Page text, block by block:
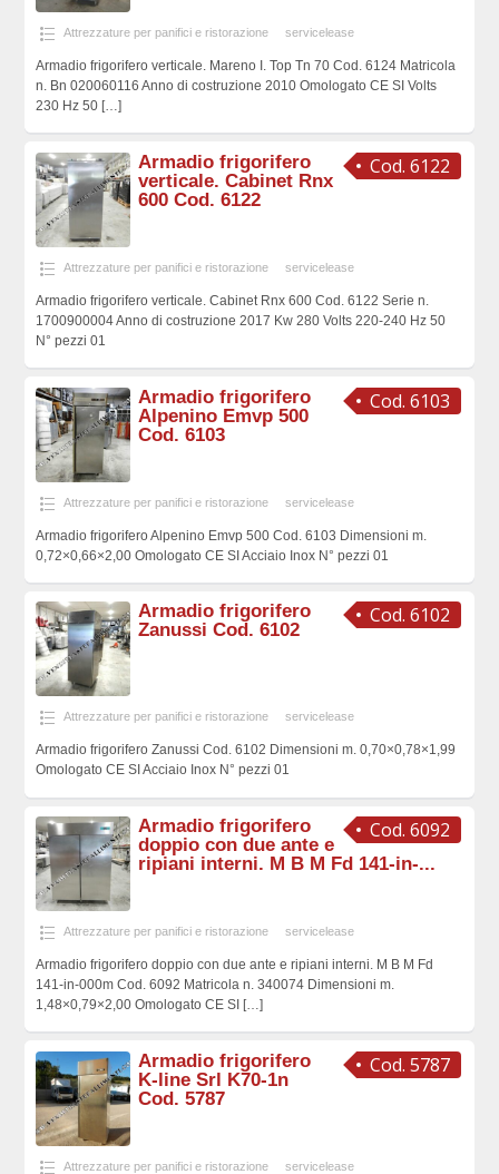
Attrezzature per panifici e ristorazione servicelease
Armadio frigorifero verticale. Mareno I. Top Tn 70 Cod. 6124 Matricola
n. Bn 020060116 Anno di costruzione 2010 Omologato CE SI Volts
230 Hz 50 […]
Cod. 6122
Armadio frigorifero
verticale. Cabinet Rnx
600 Cod. 6122
Attrezzature per panifici e ristorazione servicelease
Armadio frigorifero verticale. Cabinet Rnx 600 Cod. 6122 Serie n.
1700900004 Anno di costruzione 2017 Kw 280 Volts 220-240 Hz 50
N° pezzi 01
Cod. 6103
Armadio frigorifero
Alpenino Emvp 500
Cod. 6103
Attrezzature per panifici e ristorazione servicelease
Armadio frigorifero Alpenino Emvp 500 Cod. 6103 Dimensioni m.
0,72×0,66×2,00 Omologato CE SI Acciaio Inox N° pezzi 01
Cod. 6102
Armadio frigorifero
Zanussi Cod. 6102
Attrezzature per panifici e ristorazione servicelease
Armadio frigorifero Zanussi Cod. 6102 Dimensioni m. 0,70×0,78×1,99
Omologato CE SI Acciaio Inox N° pezzi 01
Cod. 6092
Armadio frigorifero
doppio con due ante e
ripiani interni. M B M Fd 141-in-...
Attrezzature per panifici e ristorazione servicelease
Armadio frigorifero doppio con due ante e ripiani interni. M B M Fd
141-in-000m Cod. 6092 Matricola n. 340074 Dimensioni m.
1,48×0,79×2,00 Omologato CE SI […]
Cod. 5787
Armadio frigorifero
K-line Srl K70-1n
Cod. 5787
Attrezzature per panifici e ristorazione servicelease